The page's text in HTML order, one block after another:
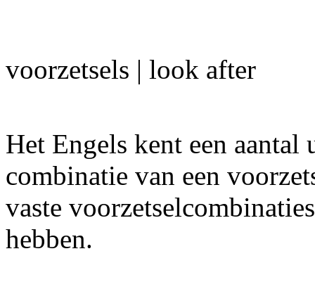
voorzetsels | look after
Het Engels kent een
combinatie van een
vaste
hebben.